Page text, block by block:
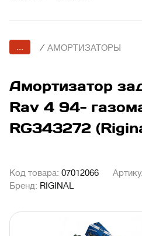
... / АМОРТИЗАТОРЫ
Амортизатор
Rav 4 94-
RG343272
Код товара: 07012066
Бренд: RIGINAL